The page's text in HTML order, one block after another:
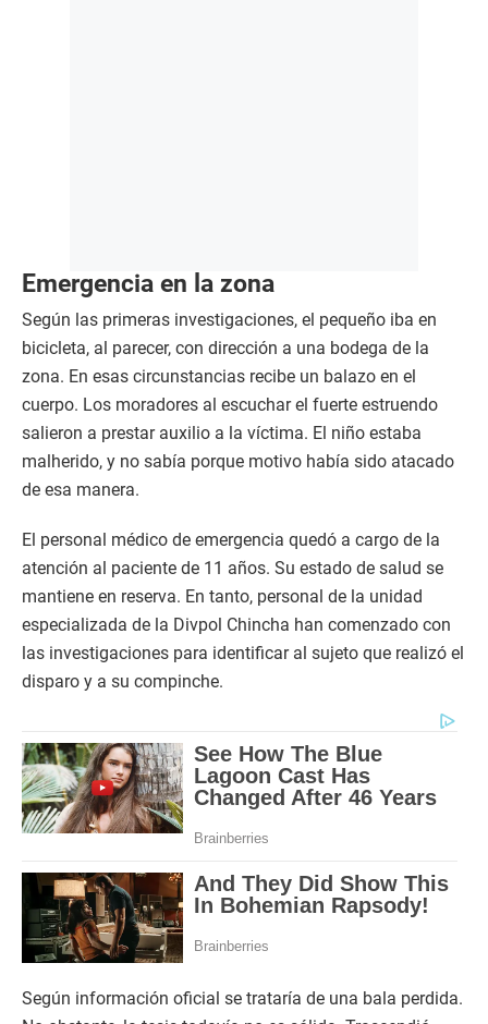
Emergencia en la zona
Según las primeras investigaciones, el pequeño iba en
bicicleta, al parecer, con dirección a una bodega de la
zona. En esas circunstancias recibe un balazo en el
cuerpo. Los moradores al escuchar el fuerte estruendo
salieron a prestar auxilio a la víctima. El niño estaba
malherido, y no sabía porque motivo había sido atacado
de esa manera.
El personal médico de emergencia quedó a cargo de la
atención al paciente de 11 años. Su estado de salud se
mantiene en reserva. En tanto, personal de la unidad
especializada de la Divpol Chincha han comenzado con
las investigaciones para identificar al sujeto que realizó el
disparo y a su compinche.
Según información oficial se trataría de una bala perdida.